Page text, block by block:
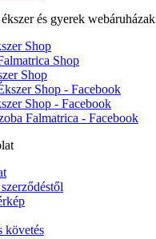
és gyerek webáruházak
Shop
Shop
Shop
Shop - Facebook
Shop - Facebook
Falmatrica - Facebook
követés